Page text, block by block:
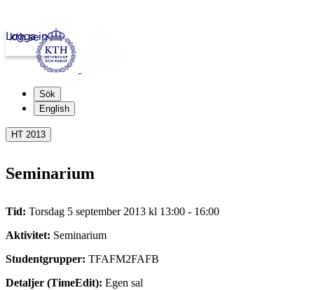
kth.se
Logga in
Sök
English
HT 2013
Seminarium
Tid: Torsdag 5 september 2013 kl 13:00 - 16:00
Aktivitet: Seminarium
Studentgrupper: TFAFM2FAFB
Detaljer (TimeEdit): Egen sal